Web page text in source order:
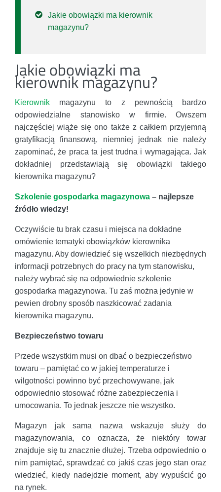
Jakie obowiązki ma kierownik
magazynu?
Jakie obowiązki ma
kierownik magazynu?
Kierownik magazynu to z pewnością bardzo
odpowiedzialne stanowisko w firmie. Owszem
najczęściej wiąże się ono także z całkiem przyjemną
gratyfikacją finansową, niemniej jednak nie należy
zapominać, że praca ta jest trudna i wymagająca. Jak
dokładniej przedstawiają się obowiązki takiego
kierownika magazynu?
Szkolenie gospodarka magazynowa – najlepsze
źródło wiedzy!
Oczywiście tu brak czasu i miejsca na dokładne
omówienie tematyki obowiązków kierownika
magazynu. Aby dowiedzieć się wszelkich niezbędnych
informacji potrzebnych do pracy na tym stanowisku,
należy wybrać się na odpowiednie szkolenie
gospodarka magazynowa. Tu zaś można jedynie w
pewien drobny sposób naszkicować zadania
kierownika magazynu.
Bezpieczeństwo towaru
Przede wszystkim musi on dbać o bezpieczeństwo
towaru – pamiętać co w jakiej temperaturze i
wilgotności powinno być przechowywane, jak
odpowiednio stosować różne zabezpieczenia i
umocowania. To jednak jeszcze nie wszystko.
Magazyn jak sama nazwa wskazuje służy do
magazynowania, co oznacza, że niektóry towar
znajduje się tu znacznie dłużej. Trzeba odpowiednio o
nim pamiętać, sprawdzać co jakiś czas jego stan oraz
wiedzieć, kiedy nadejdzie moment, aby wypuścić go
na rynek.